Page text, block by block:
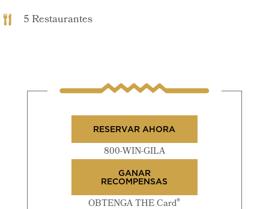
5 Restaurantes
RESERVAR AHORA
800-WIN-GILA
GANAR
RECOMPENSAS
OBTENGA THE Card®